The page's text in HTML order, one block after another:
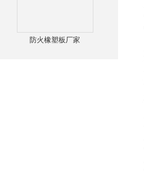
防火橡塑板厂家